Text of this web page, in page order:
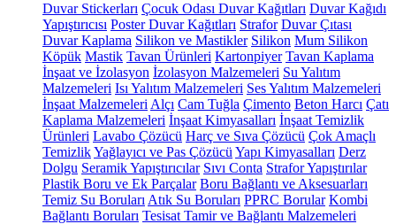
Duvar Stickerları Çocuk Odası Duvar Kağıtları Duvar Kağıdı
Yapıştırıcısı Poster Duvar Kağıtları Strafor Duvar Çıtası
Duvar Kaplama Silikon ve Mastikler Silikon Mum Silikon
Köpük Mastik Tavan Ürünleri Kartonpiyer Tavan Kaplama
İnşaat ve İzolasyon İzolasyon Malzemeleri Su Yalıtım
Malzemeleri Isı Yalıtım Malzemeleri Ses Yalıtım Malzemeleri
İnşaat Malzemeleri Alçı Cam Tuğla Çimento Beton Harcı Çatı
Kaplama Malzemeleri İnşaat Kimyasalları İnşaat Temizlik
Ürünleri Lavabo Çözücü Harç ve Sıva Çözücü Çok Amaçlı
TemizlikYağlayıcı ve Pas Çözücü Yapı Kimyasalları Derz
Dolgu Seramik Yapıştırıcılar Sıvı Conta Strafor Yapıştırılar
Plastik Boru ve Ek Parçalar Boru Bağlantı ve Aksesuarları
Temiz Su Boruları Atık Su Boruları PPRC Borular Kombi
Bağlantı Boruları Tesisat Tamir ve Bağlantı Malzemeleri